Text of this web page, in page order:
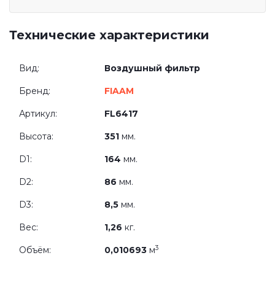
Технические характеристики
Вид: Воздушный фильтр
Бренд: FIAAM
Артикул: FL6417
Высота: 351 мм.
D1: 164 мм.
D2: 86 мм.
D3: 8,5 мм.
Вес: 1,26 кг.
Объём: 0,010693 м3